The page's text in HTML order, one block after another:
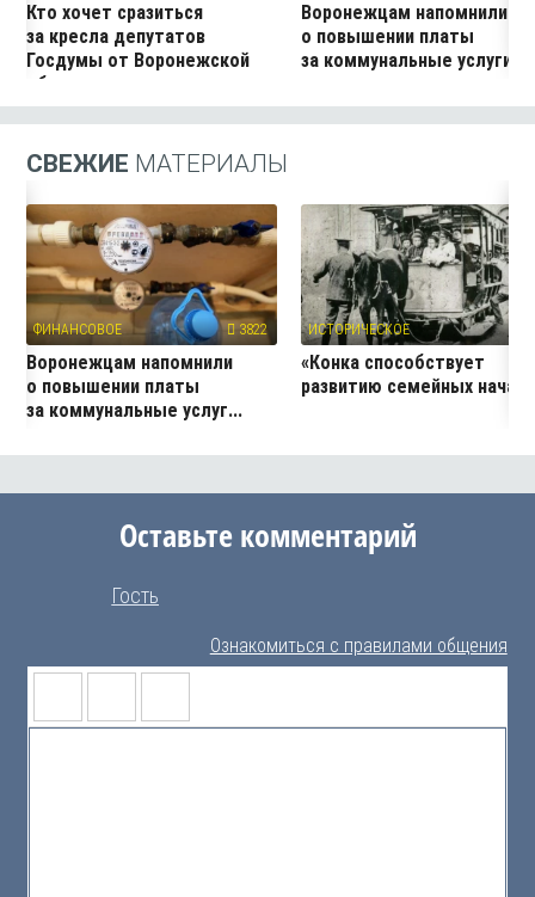
Кто хочет сразиться
за кресла депутатов
Госдумы от Воронежской
области
Воронежцам напомнили
о повышении платы
за коммунальные услуги
СВЕЖИЕ МАТЕРИАЛЫ
ФИНАНСОВОЕ 3822
Воронежцам напомнили
о повышении платы
за коммунальные услуг...
ИСТОРИЧЕСКОЕ
«Конка способствует
развитию семейных начал»
Оставьте комментарий
Гость
Ознакомиться с правилами общения